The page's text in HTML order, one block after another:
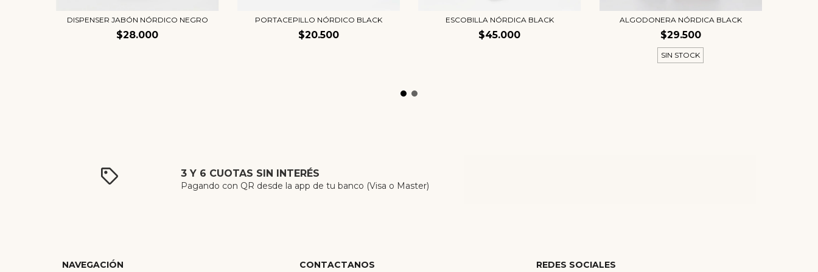
DISPENSER JABÓN NÓRDICO NEGRO
$28.000
PORTACEPILLO NÓRDICO BLACK
$20.500
ESCOBILLA NÓRDICA BLACK
$45.000
ALGODONERA NÓRDICA BLACK
$29.500
SIN STOCK
3 Y 6 CUOTAS SIN INTERÉS
Pagando con QR desde la app de tu banco (Visa o Master)
NAVEGACIÓN CONTACTANOS REDES SOCIALES